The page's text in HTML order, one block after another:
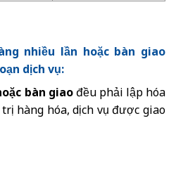
nhiều lần hoặc bàn giao
dịch vụ:
bàn giaođều phải lập hóa
hàng hóa, dịch vụ được giao